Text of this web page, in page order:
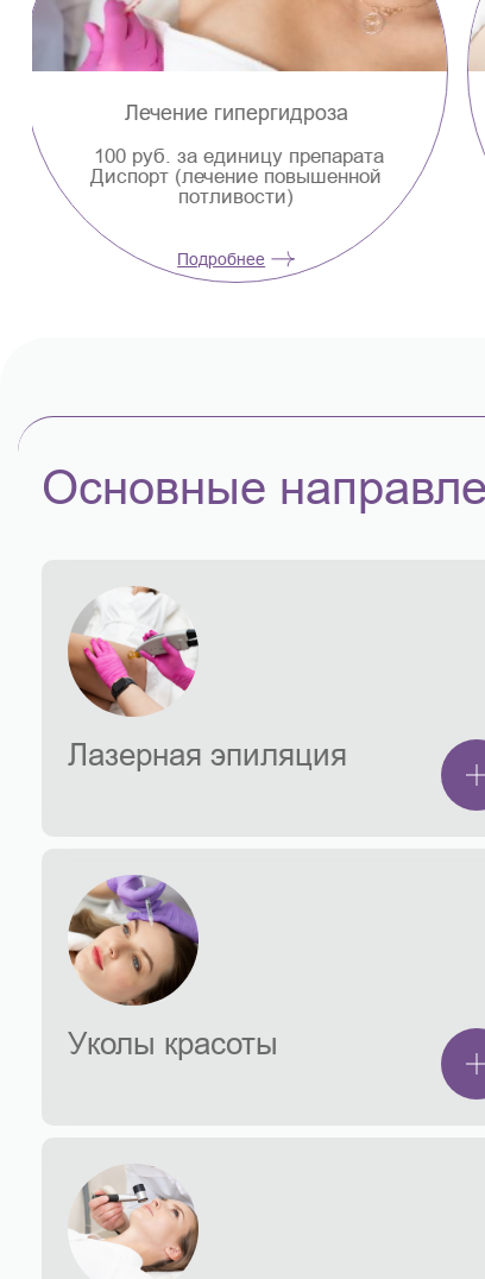
Идеальный силуэт
Комплекс процедур для красоты
Вашего тела со скидкой 10%
Подробнее
Основные
Лазерная эпиляция
Уколы красоты